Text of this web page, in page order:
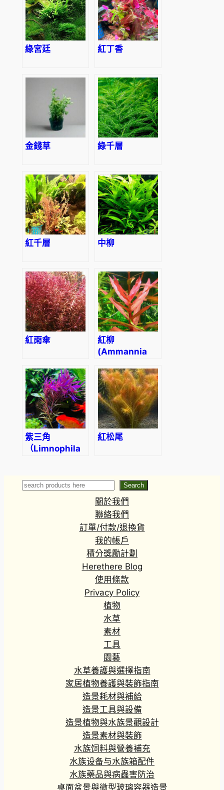
綠宮廷 紅丁香
金錢草 綠千層
紅千層 中柳
紅雨傘
紅柳
(Ammannia
紫三角
（Limnophila
紅松尾
Search Search
關於我們
聯絡我們
訂單/付款/退換貨
我的帳戶
積分獎勵計劃
Herethere Blog
使用條款
Privacy Policy
植物
水草
素材
工具
園藝
水草養護與選擇指南
家居植物養護與裝飾指南
造景耗材與補給
造景工具與設備
造景植物與水族景觀設計
造景素材與裝飾
水族饲料與營養補充
水族设备与水族箱配件
水族藥品與病蟲害防治
桌面盆景與微型玻璃容器造景